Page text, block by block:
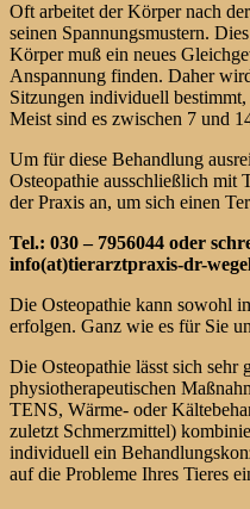
Oft arbeitet der Körper nach
seinen Spannungsmustern.
Körper muß ein neues
Anspannung finden. Daher
Sitzungen individuell bestimmt,
Meist sind es zwischen 7 und
Um für diese Behandlung
Osteopathie ausschließlich mit
der Praxis an, um sich einen
Tel.: 030 – 7956044 oder
info(at)tierarztpraxis-dr-
Die Osteopathie kann sowohl
erfolgen. Ganz wie es für Sie
Die Osteopathie lässt sich sehr
physiotherapeutischen
TENS, Wärme- oder
zuletzt Schmerzmittel)
individuell ein
auf die Probleme Ihres Tieres